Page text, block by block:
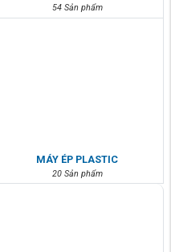
54 Sản phẩm
MÁY ÉP PLASTIC
20 Sản phẩm